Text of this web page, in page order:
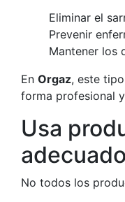
Eliminar el
Prevenir
Mantener los
En Orgaz, este
forma profesional
Usa
No todos los